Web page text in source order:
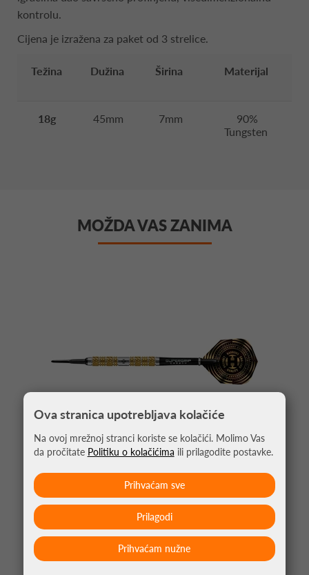
kontrolu.
Cijena je izražena za paket od 3 strelice.
Težina Dužina Širina Materijal
18g 45mm 7mm
90%
Tungsten
MOŽDA VAS ZANIMA
STRELICE ZA PIKADO ANNIVERSARY ATLANTIS
95% TUNGSTEN
66,95 €
Ova stranica upotrebljava kolačiće
Na ovoj mrežnoj stranci koriste se kolačići. Molimo Vas
da pročitate Politiku o kolačićima ili prilagodite postavke.
Prihvaćam nužne
Prilagodi
Prihvaćam sve